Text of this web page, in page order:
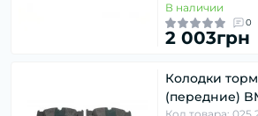
В наличии
0
2 003грн
Колодки
(передние)